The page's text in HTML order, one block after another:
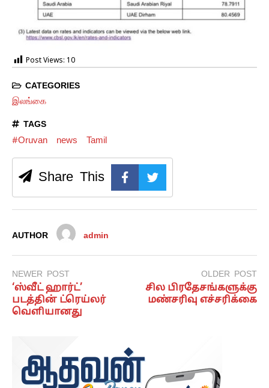
Post Views: 10
CATEGORIES
இலங்கை
TAGS
#Oruvan news Tamil
Share This
AUTHOR admin
NEWER POST
‘ஸ்வீட் ஹார்ட்’
படத்தின் ட்ரெய்லர்
வெளியானது
OLDER POST
சில பிரதேசங்களுக்கு
மண்சரிவு எச்சரிக்கை